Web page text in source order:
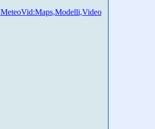
MeteoVid:Maps,Modelli,Video